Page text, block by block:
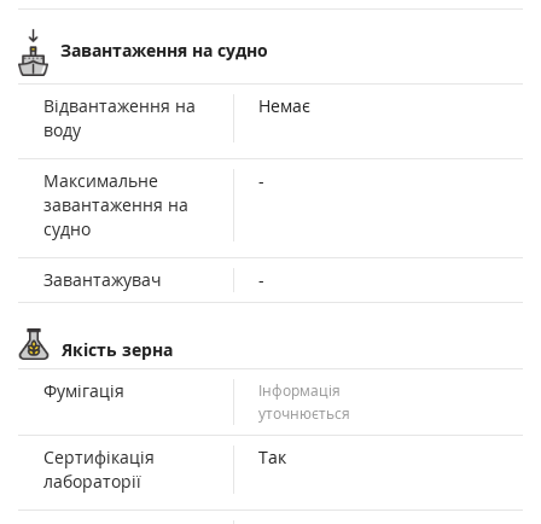
Завантаження на судно
Відвантаження на
воду
Немає
Максимальне
завантаження на
судно
-
Завантажувач -
Якість зерна
Фумігація
Інформація
уточнюється
Сертифікація
лабораторії
Так